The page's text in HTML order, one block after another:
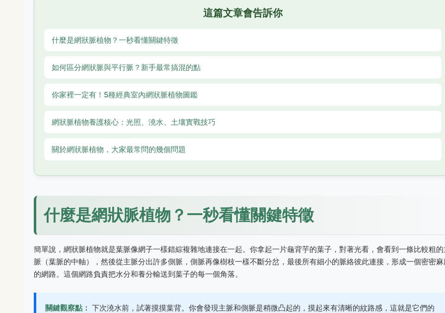
這篇文章會告訴你
什麼是網狀脈植物？一秒看懂關鍵特徵
如何區分網狀脈與平行脈？新手最常搞混的點
你家裡一定有！5種經典室內網狀脈植物圖鑑
網狀脈植物養護核心：光照、澆水、土壤實戰技巧
關於網狀脈植物，大家最常問的幾個問題
什麼是網狀脈植物？一秒看懂關鍵特徵
簡單說，網狀脈植物就是葉脈像網子一樣錯綜複雜地連接在一起。你拿起一片龜背芋的葉子，對著光看，會看到一條比較粗
脈（葉脈的中軸），然後從主脈分出許多側脈，側脈再像樹枝一樣不斷分岔，最後所有細小的脈絡彼此連接，形成一個密密
的網路。這個網路負責把水分和養分輸送到葉子的每一個角落。
關鍵觀察點： 下次澆水前，試著摸摸葉背。你會發現主脈和側脈是稍微凸起的，摸起來有清晰的紋路感，這就是它們的